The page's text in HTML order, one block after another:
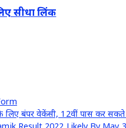
सीधा लिंक
लिए बंपर वेकेंसी, 12वीं पास कर